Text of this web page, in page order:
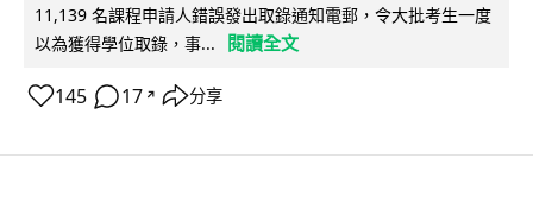
11,139 名課程申請人錯誤發出取錄通知電郵，令大批考生一度
以為獲得學位取錄，事...
閱讀全文
145 17 ↗ 分享